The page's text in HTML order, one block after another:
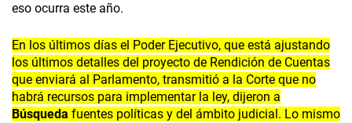
eso ocurra este año.
En los últimos días el Poder Ejecutivo, que está ajustando
los últimos detalles del proyecto de Rendición de Cuentas
que enviará al Parlamento, transmitió a la Corte que no
habrá recursos para implementar la ley, dijeron a
Búsqueda fuentes políticas y del ámbito judicial. Lo mismo